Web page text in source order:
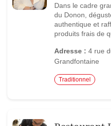
Dans le cadre
du Donon,
authentique et
produits frais de
Adresse : 4 rue
Grandfontaine
Traditionnel